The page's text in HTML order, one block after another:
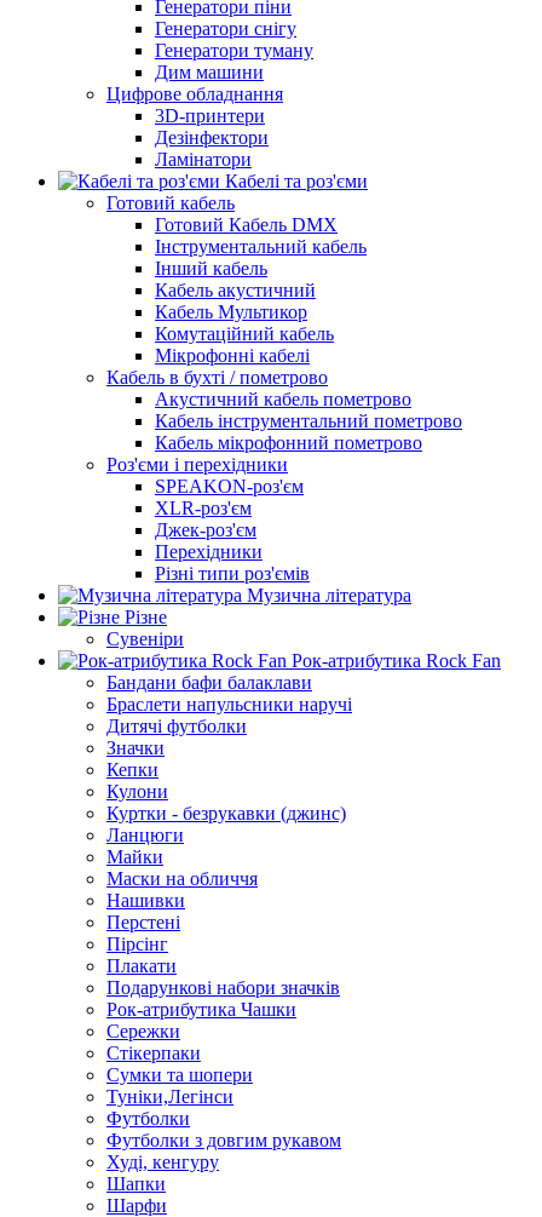
Генератори піни
Генератори снігу
Генератори туману
Дим машини
Цифрове обладнання
3D-принтери
Дезінфектори
Ламінатори
Кабелі та роз'єми
Готовий кабель
Готовий Кабель DMX
Інструментальний кабель
Інший кабель
Кабель акустичний
Кабель Мультикор
Комутаційний кабель
Мікрофонні кабелі
Кабель в бухті / пометрово
Акустичний кабель пометрово
Кабель інструментальний пометрово
Кабель мікрофонний пометрово
Роз'єми і перехідники
SPEAKON-роз'єм
XLR-роз'єм
Джек-роз'єм
Перехідники
Різні типи роз'ємів
Музична література
Різне
Сувеніри
Рок-атрибутика Rock Fan
Бандани бафи балаклави
Браслети напульсники наручі
Дитячі футболки
Значки
Кепки
Кулони
Куртки - безрукавки (джинс)
Ланцюги
Майки
Маски на обличчя
Нашивки
Перстені
Пірсінг
Плакати
Подарункові набори значків
Рок-атрибутика Чашки
Сережки
Стікерпаки
Сумки та шопери
Туніки,Легінси
Футболки
Футболки з довгим рукавом
Худі, кенгуру
Шапки
Шарфи